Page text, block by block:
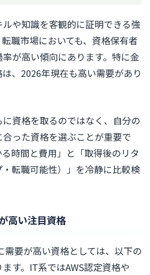
や知識を客観的に証明できる強
職市場においても、資格保有者
が高い傾向にあります。特に金
、2026年現在も高い需要があり
資格を取るのではなく、自分の
った資格を選ぶことが重要で
時間と費用」と「取得後のリタ
転職可能性）」を冷静に比較検
高い注目資格
需要が高い資格としては、以下の
す。IT系ではAWS認定資格や